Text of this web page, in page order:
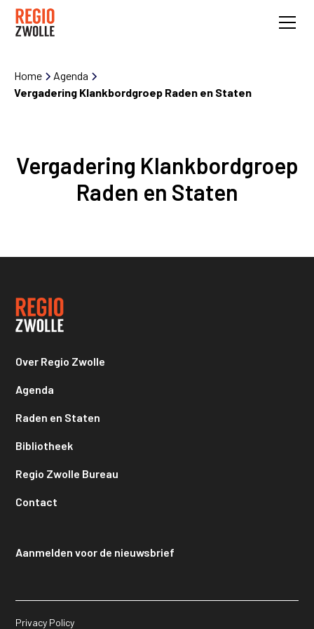
Home
Agenda
Vergadering Klankbordgroep Raden en Staten
Vergadering Klankbordgroep
Raden en Staten
Over Regio Zwolle
Agenda
Raden en Staten
Bibliotheek
Regio Zwolle Bureau
Contact
Aanmelden voor de nieuwsbrief
Privacy Policy